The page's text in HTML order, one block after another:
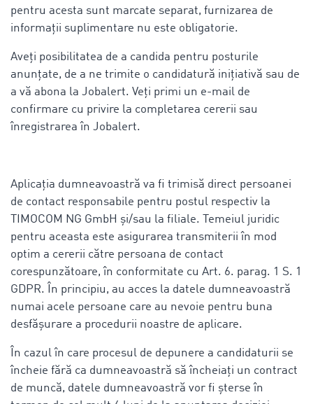
pentru acesta sunt marcate separat, furnizarea de
informații suplimentare nu este obligatorie.
Aveți posibilitatea de a candida pentru posturile
anunțate, de a ne trimite o candidatură inițiativă sau de
a vă abona la Jobalert. Veți primi un e-mail de
confirmare cu privire la completarea cererii sau
înregistrarea în Jobalert.
Aplicația dumneavoastră va fi trimisă direct persoanei
de contact responsabile pentru postul respectiv la
TIMOCOM NG GmbH și/sau la filiale. Temeiul juridic
pentru aceasta este asigurarea transmiterii în mod
optim a cererii către persoana de contact
corespunzătoare, în conformitate cu Art. 6. parag. 1 S. 1
GDPR. În principiu, au acces la datele dumneavoastră
numai acele persoane care au nevoie pentru buna
desfășurare a procedurii noastre de aplicare.
În cazul în care procesul de depunere a candidaturii se
încheie fără ca dumneavoastră să încheiați un contract
de muncă, datele dumneavoastră vor fi șterse în